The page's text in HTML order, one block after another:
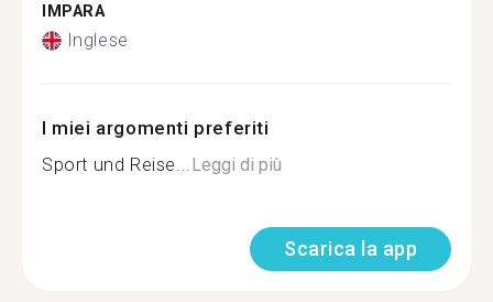
IMPARA
Inglese
I miei argomenti preferiti
Sport und Reise...Leggi di più
Scarica la app